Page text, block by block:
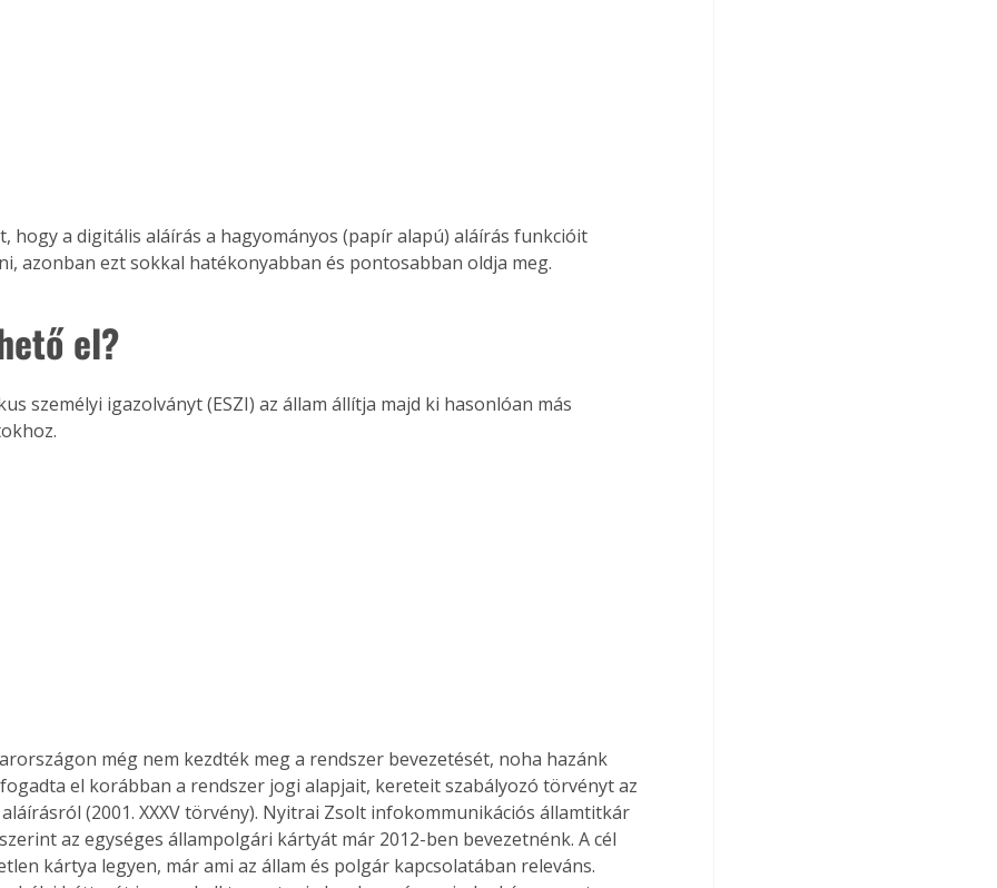
Gyógyító növények: a
természet kincsei az
hogy a digitális aláírás a hagyományos (papír alapú) aláírás funkcióit
azonban ezt sokkal hatékonyabban és pontosabban oldja meg.
el?
még nem kezdték meg a rendszer bevezetését, noha hazánk
el korábban a rendszer jogi alapjait, kereteit szabályozó törvényt az
(2001. XXXV törvény). Nyitrai Zsolt infokommunikációs államtitkár
az egységes állampolgári kártyát már 2012-ben bevezetnénk. A cél
kártya legyen, már ami az állam és polgár kapcsolatában releváns.